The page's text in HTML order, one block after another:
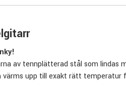
av tennplätterad stål som lindas
upp till exakt rätt temperatur